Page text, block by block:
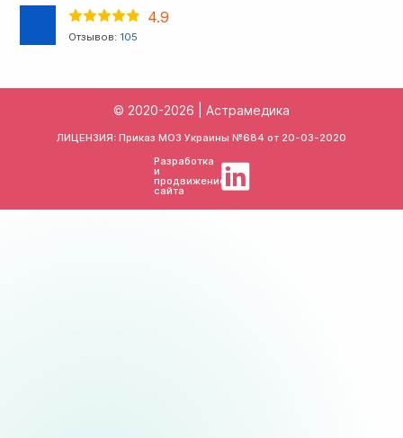
4.9
Отзывов: 105
© 2020-2026 | Астрамедика
ЛИЦЕНЗИЯ: Приказ МОЗ Украины №684 от 20-03-2020
Разработка
и
продвижение
сайта